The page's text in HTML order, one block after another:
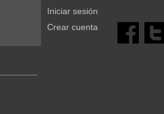
Iniciar sesión
Crear cuenta